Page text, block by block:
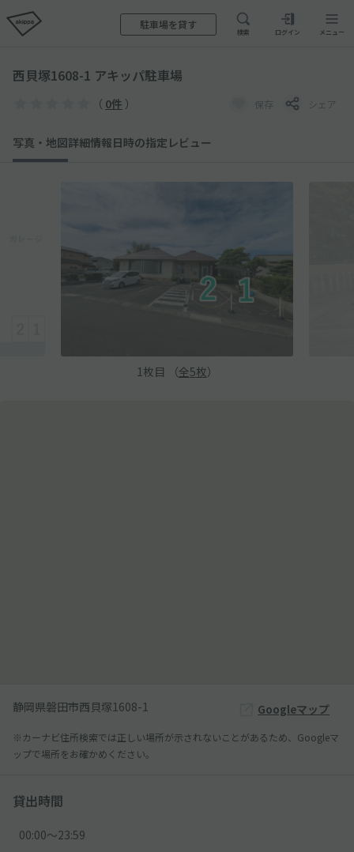
駐車場を貸す
検索 ログイン メニュー
西貝塚1608-1 アキッパ駐車場
（ 0件 ） 保存 シェア
写真・地図詳細情報日時の指定 レビュー
1 枚目 （全5枚）
静岡県磐田市西貝塚1608-1 Googleマップ
※カーナビ住所検索では正しい場所が示されないことがあるため、Googleマ
ップで場所をお確かめください。
貸出時間
00:00〜23:59